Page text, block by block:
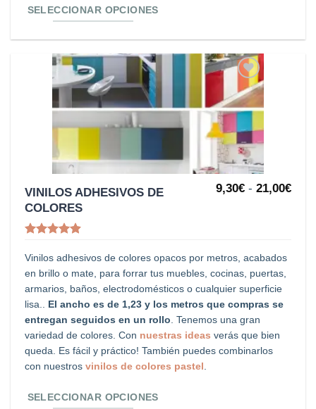
SELECCIONAR OPCIONES
en
producto
Añadir
a la
lista de
deseos
VINILOS ADHESIVOS DE
COLORES
con4.85
9,30€ - 21,00€
Vinilos adhesivos de colores opacos por metros, acabados
en brillo o mate, para forrar tus muebles, cocinas, puertas,
armarios, baños, electrodomésticos o cualquier superficie
lisa.. El ancho es de 1,23 y los metros que compras se
entregan seguidos en un rollo . Tenemos una gran
variedad de colores. Con nuestras ideas verás que bien
queda. Es fácil y práctico! También puedes combinarlos
con nuestrosvinilos de colores pastel
SELECCIONAR OPCIONES
Este
producto
tiene
variantes.
Las
opciones
se
pueden
elegir
la